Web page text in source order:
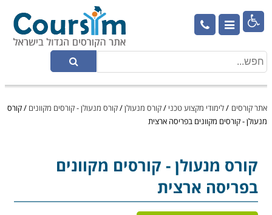

אתר קורסים /לימודי מקצוע טכני /קורס מנעולן/קורס מנעולן - קורסים מקוונים /קורס
מנעולן - קורסים מקוונים בפריסה ארצית
קורס מנעולן - קורסים מקוונים
בפריסה ארצית